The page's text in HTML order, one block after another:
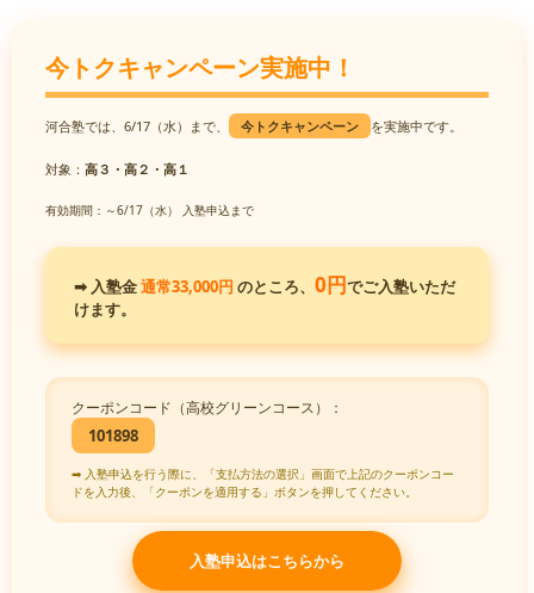
今トクキャンペーン実施中！
河合塾では、 6/17（水） まで、 今トクキャンペーン を実施中です。
対象： 高３・高２・高１
有効期間： ～6/17（水） 入塾申込まで
➡ 入塾金通常33,000円 のところ、 0円でご入塾いただ
けます。
クーポンコード（高校グリーンコース）：
101898
➡ 入塾申込を行う際に、「支払方法の選択」画面で上記のクーポンコー
ドを入力後、「クーポンを適用する」ボタンを押してください。
入塾申込はこちらから